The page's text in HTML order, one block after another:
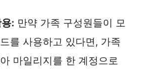
: 만약 가족 구성원들이 모
를 사용하고 있다면, 가족
마일리지를 한 계정으로